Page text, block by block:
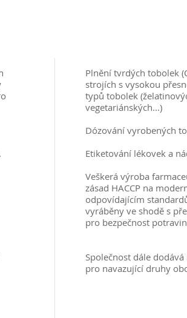
Plnění tvrdých tobolek
strojích s vysokou
typů tobolek
vegetariánských...)
Dózování vyrobených
Etiketování lékovek a
Veškerá výroba
zásad HACCP na
odpovídajícím
vyráběny ve shodě s
pro bezpečnost
Společnost dále
pro navazující druhy